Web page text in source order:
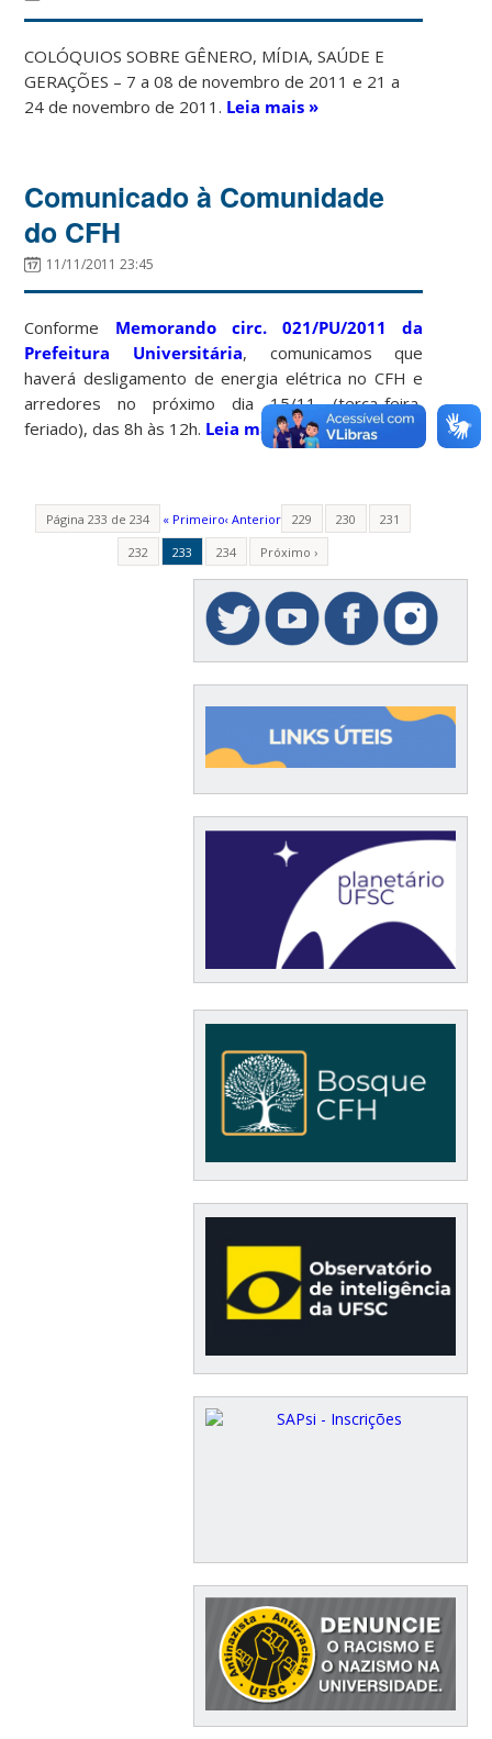
COLÓQUIOS SOBRE GÊNERO, MÍDIA, SAÚDE E
GERAÇÕES – 7 a 08 de novembro de 2011 e 21 a
24 de novembro de 2011. Leia mais »
Comunicado à Comunidade
do CFH
11/11/2011 23:45
Conforme Memorando circ. 021/PU/2011 da
Prefeitura Universitária, comunicamos que
haverá desligamento de energia elétrica no CFH e
arredores no próximo dia 15/11 (terça-feira,
feriado), das 8h às 12h. Leia mais »
Página 233 de 234 « Primeiro‹ Anterior 229 230
231
232
233 234 Próximo ›